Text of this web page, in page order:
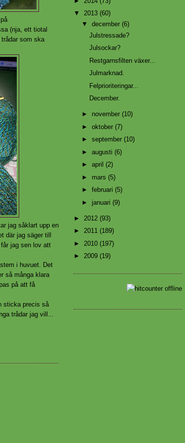
(nja, ett tiotal
som ska
jag såklart upp en
där jag säger till
jag sen lov att
i huvuet. Det
så många klara
på att få
sticka precis så
trådar jag vill...
▼ 2013 (60)
▼ december (6)
Julstressade?
Julsockar?
Restgarnsfilten växer...
Julmarknad.
Felprioriteringar...
December.
► november (10)
► oktober (7)
► september (10)
► augusti (6)
► april (2)
► mars (5)
► februari (5)
► januari (9)
► 2012 (93)
► 2011 (189)
► 2010 (197)
► 2009 (19)